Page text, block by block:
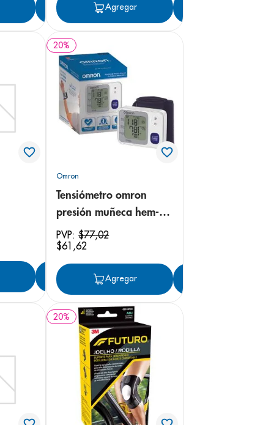
AgregarAgregar
Agregar
20%
Omron
Tensiómetro omron
presión muñeca hem-
6132
PVP:$77,02
$61 ,62
Agregar
20%